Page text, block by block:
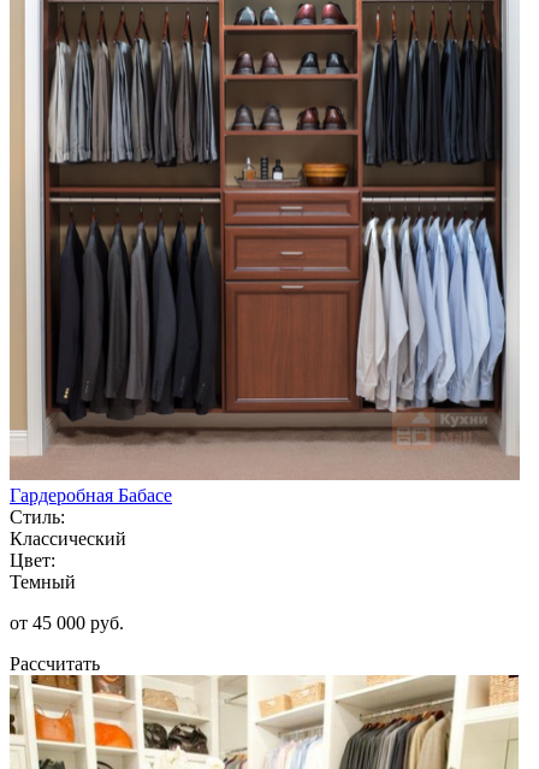
Гардеробная Бабасе
Стиль:
Классический
Цвет:
Темный
от 45 000 руб.
Рассчитать